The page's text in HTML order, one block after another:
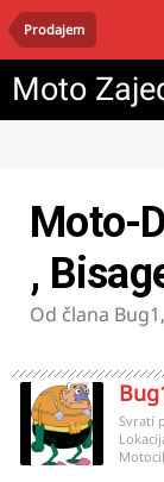
Prodajem
Moto
Moto-
,
Od člana Bug1,
Svrati